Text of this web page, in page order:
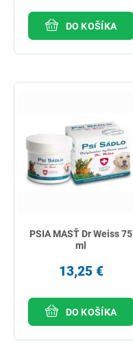
DO KOŠÍKA
PSIA MASŤ Dr Weiss 75
ml
13,25 €
DO KOŠÍKA